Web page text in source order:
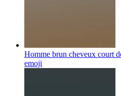
Homme brun cheveux court
emoji